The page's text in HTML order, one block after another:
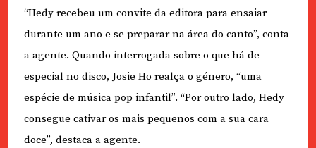
“Hedy recebeu um convite da editora para ensaiar
durante um ano e se preparar na área do canto”, conta
a agente. Quando interrogada sobre o que há de
especial no disco, Josie Ho realça o género, “uma
espécie de música pop infantil”. “Por outro lado, Hedy
consegue cativar os mais pequenos com a sua cara
doce”, destaca a agente.